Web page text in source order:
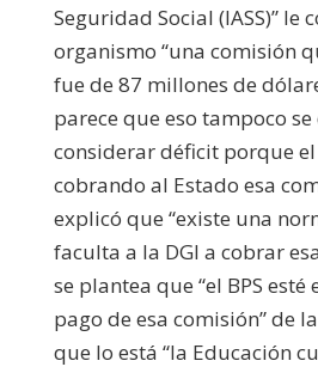
Seguridad Social (IASS)” le
organismo “una comisión
fue de 87 millones de
parece que eso tampoco
considerar déficit porque el
cobrando al Estado esa
explicó que “existe una
faculta a la DGI a cobrar
se plantea que “el BPS
pago de esa comisión” de
que lo está “la Educación